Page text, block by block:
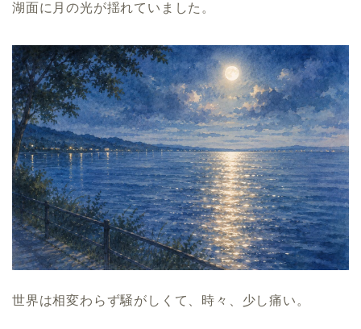
湖面に月の光が揺れていました。
世界は相変わらず騒がしくて、時々、少し痛い。